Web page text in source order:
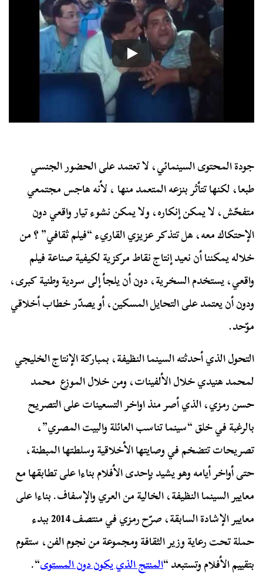
جودة المحتوى السينمائي، لا تعتمد على الحضور الجنسي
طبعا، لكنها تتأثر بنزعه المتعمد منها ، لأنه هاجس مجتمعي
متفحّش، لا يمكن إنكاره، ولا يمكن نشوء تيار واقعي دون
الإحتكاك معه، هل تتذكر عزيزي القاريء “فيلم ثقافي” ؟ من
خلاله يمكننا أن نعيد إنتاج نقاط مركزية لكيفية صناعة فيلم
واقعي، يستخدم السخرية، دون أن يلجأ إلى سردية وطنية كبرى،
ودون أن يعتمد على التحايل المسكين، أو يصدّر خطاب أخلاقي
موّحد.
التحول الذي أحدثته السينما النظيفة، بمباركة الإنتاج الخليجي
لمحمد هنيدي خلال الألفينات، ومن خلال الموزع محمد
حسن رمزي، الذي أصر منذ اواخر التسعينات على التصريح
بالرغبة في خلق “سينما تناسب العائلة والبيت المصري”،
تصريحات تتضخم في وصايتها الأخلاقية وسلطتها المبطنة،
حتى أواخر أيامه وهو يشيد بإحدى الأفلام بناءا على تطابقها مع
معايير السينما النظيفة، الخالية من العري والإسفاف. بناءا على
معايير الإشادة السابقة، صرّح رمزي في منتصف 2014 ببدء
حملة تحت رعاية وزير الثقافة ومجموعة من نجوم الفن، ستقوم
بتقييم الأفلام وتستبعد “المنتج الذي يكون دون المستوى“.